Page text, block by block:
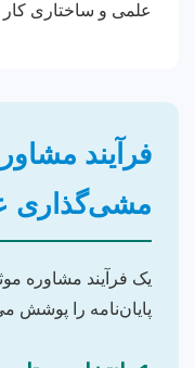
علمی و ساختاری کار
فرآیند
مشی‌گذاری
یک فرآیند مشاوره
پایان‌نامه را پوشش